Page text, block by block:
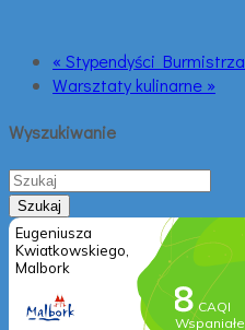
« Stypendyści Burmistrza
Warsztaty kulinarne »
Wyszukiwanie